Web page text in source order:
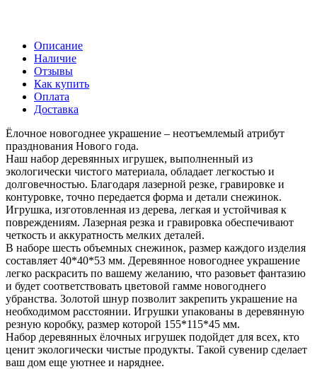
Описание
Наличие
Отзывы
Как купить
Оплата
Доставка
Ёлочное новогоднее украшение – неотъемлемый атрибут
празднования Нового года.
Наш набор деревянных игрушек, выполненный из
экологически чистого материала, обладает легкостью и
долговечностью. Благодаря лазерной резке, гравировке и
контуровке, точно передается форма и детали снежинок.
Игрушка, изготовленная из дерева, легкая и устойчивая к
повреждениям. Лазерная резка и гравировка обеспечивают
четкость и аккуратность мелких деталей.
В наборе шесть объемных снежинок, размер каждого изделия
составляет 40*40*53 мм. Деревянное новогоднее украшение
легко раскрасить по вашему желанию, что разовьет фантазию
и будет соответствовать цветовой гамме новогоднего
убранства. Золотой шнур позволит закрепить украшение на
необходимом расстоянии. Игрушки упакованы в деревянную
резную коробку, размер которой 155*115*45 мм.
Набор деревянных ёлочных игрушек подойдет для всех, кто
ценит экологически чистые продукты. Такой сувенир сделает
ваш дом еще уютнее и наряднее.